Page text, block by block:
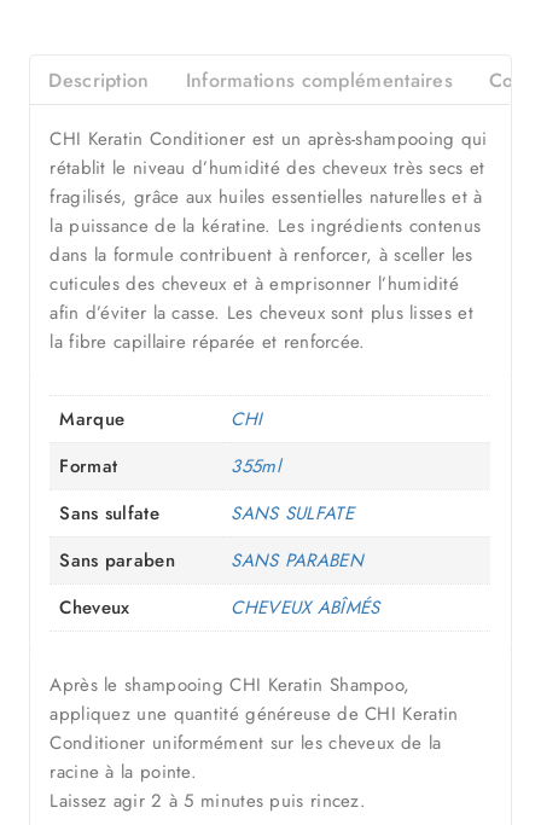
Description Informations complémentaires
CHI Keratin Conditioner est un après-shampooing qui
rétablit le niveau d’humidité des cheveux très secs et
fragilisés, grâce aux huiles essentielles naturelles et à
la puissance de la kératine. Les ingrédients contenus
dans la formule contribuent à renforcer, à sceller les
cuticules des cheveux et à emprisonner l’humidité
afin d’éviter la casse. Les cheveux sont plus lisses et
la fibre capillaire réparée et renforcée.
Marque
CHI
Format
355ml
Sans sulfate
SANS SULFATE
Sans paraben
SANS PARABEN
Cheveux
CHEVEUX ABÎMÉS
Après le shampooing CHI Keratin Shampoo,
appliquez une quantité généreuse de CHI Keratin
Conditioner uniformément sur les cheveux de la
racine à la pointe.
Laissez agir 2 à 5 minutes puis rincez.